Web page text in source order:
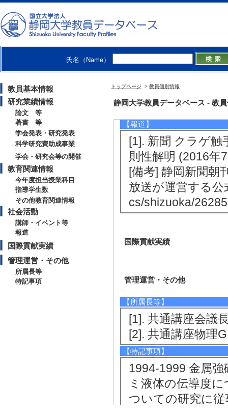
氏名（Name）
教員基本情報
研究業績情報
論文 等
著書 等
学会発表・研究発表
科学研究費助成事業
学会・研究会等の開催
教育関連情報
今年度担当授業科目
指導学生数
その他教育関連情報
社会活動
講師・イベント等
報道
国際貢献実績
管理運営・その他
所属長等
特記事項
トップページ > 教員個別情報
静岡大学教員データベース - 教
[内容] 市民開放授
[3]. 公開講座 力学
[4]. 公開講座 電磁
[内容] 市民開放授
[5]. 出張講義 大学
[備考] 出張先（浜
【報道】
[1]. 新聞 クラゲ
則性解明 (2016年
[備考] 静岡新聞朝
放送が運営する
cs/shizuoka/
国際貢献実績
管理運営・その他
【所属長等】
[1]. 共通講座会議
[2]. 共通講座物理
【特記事項】
1994-1999 金属
ミ液体の伝導度
ついての研究に